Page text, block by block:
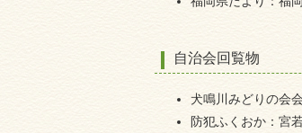
自治会回覧物
犬鳴川みどりの会
防犯ふくおか：宮